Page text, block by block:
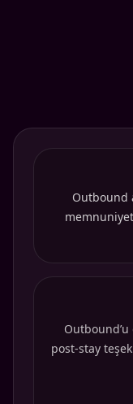
Outbound
post-stay